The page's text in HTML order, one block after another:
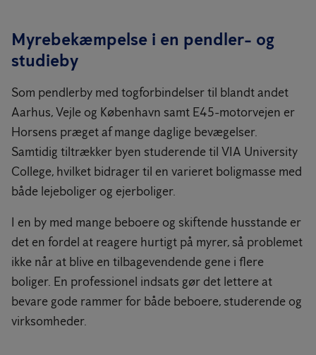
Myrebekæmpelse i en pendler- og
studieby
Som pendlerby med togforbindelser til blandt andet
Aarhus, Vejle og København samt E45-motorvejen er
Horsens præget af mange daglige bevægelser.
Samtidig tiltrækker byen studerende til VIA University
College, hvilket bidrager til en varieret boligmasse med
både lejeboliger og ejerboliger.
I en by med mange beboere og skiftende husstande er
det en fordel at reagere hurtigt på myrer, så problemet
ikke når at blive en tilbagevendende gene i flere
boliger. En professionel indsats gør det lettere at
bevare gode rammer for både beboere, studerende og
virksomheder.